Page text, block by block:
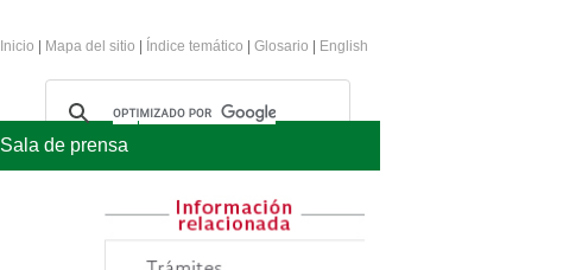
Inicio | Mapa del sitio | Índice temático | Glosario | English
Sala de prensa